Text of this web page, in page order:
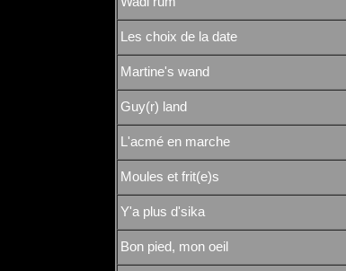
Les choix de la date
Martine's wand
Guy(r) land
L'acmé en marche
Moules et frit(e)s
Y'a plus d'sika
Bon pied, mon oeil